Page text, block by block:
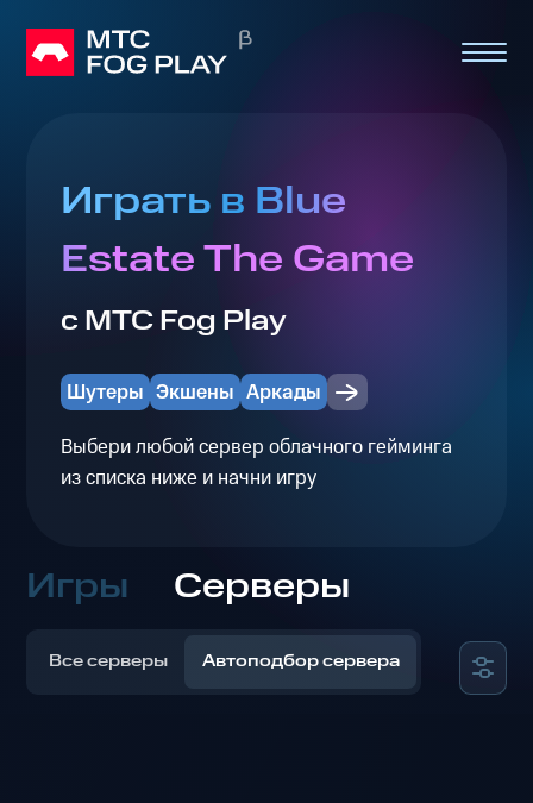
Играть в Blue
Estate The Game
с МТС Fog Play
Шутеры Экшены Аркады
Выбери любой сервер облачного гейминга
из списка ниже и начни игру
Игры Серверы
Все серверы Автоподбор сервера